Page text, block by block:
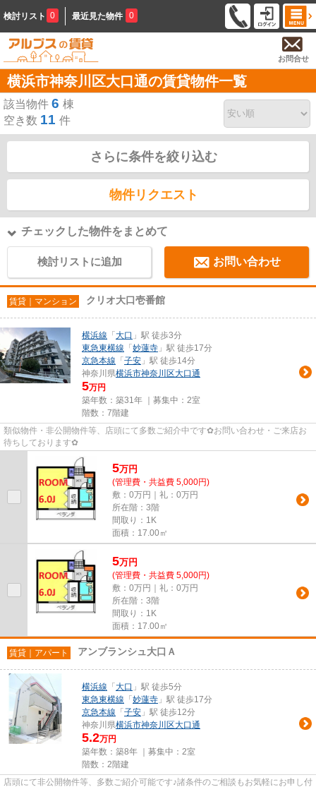
検討リスト 0 最近見た物件 0
お問合せ
横浜市神奈川区大口通の賃貸物件一覧
該当物件 6 棟
空き数 11 件
さらに条件を絞り込む
物件リクエスト
チェックした物件をまとめて
検討リストに追加 お問い合わせ
賃貸｜マンション クリオ大口壱番館
横浜線 「 大口 」駅 徒歩3分
東急東横線 「 妙蓮寺 」駅 徒歩17分
京急本線 「 子安 」駅 徒歩14分
神奈川県横浜市神奈川区大口通
5万円
築年数：築31年 ｜募集中： 2室
階数：7階建
類似物件・非公開物件等、店頭にて多数ご紹介中です✿お問い合わせ・ご来店お
待ちしております✿
5万円
(管理費・共益費 5,000円)
敷：0万円｜礼：0万円
所在階：3階
間取り：1K
面積：17.00㎡
5万円
(管理費・共益費 5,000円)
敷：0万円｜礼：0万円
所在階：3階
間取り：1K
面積：17.00㎡
賃貸｜アパート アンブランシュ大口Ａ
横浜線 「 大口 」駅 徒歩5分
東急東横線 「 妙蓮寺 」駅 徒歩17分
京急本線 「 子安 」駅 徒歩12分
神奈川県横浜市神奈川区大口通
5.2万円
築年数：築8年 ｜募集中： 2室
階数：2階建
店頭にて非公開物件等、多数ご紹介可能です♪諸条件のご相談もお気軽にお申し付